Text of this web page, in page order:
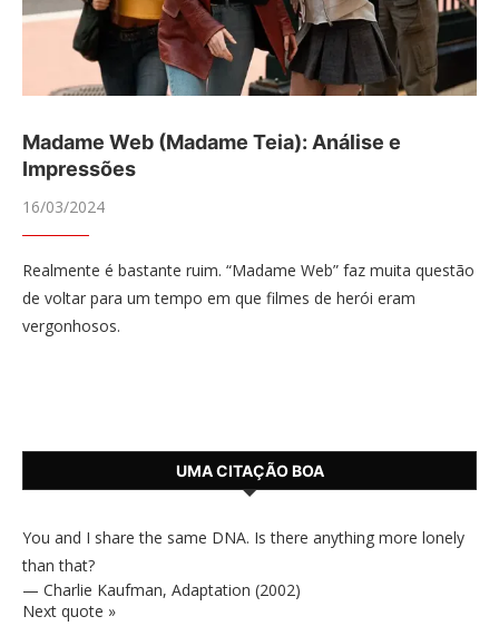
Madame Web (Madame Teia): Análise e
Impressões
16/03/2024
Realmente é bastante ruim. “Madame Web” faz muita questão
de voltar para um tempo em que filmes de herói eram
vergonhosos.
UMA CITAÇÃO BOA
You and I share the same DNA. Is there anything more lonely
than that?
— Charlie Kaufman, Adaptation (2002)
Next quote »